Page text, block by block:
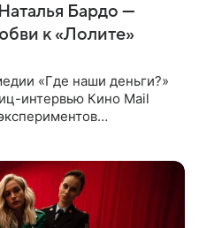
Бардо —
к «Лолите»
«Где наши деньги?»
интервью Кино Mail